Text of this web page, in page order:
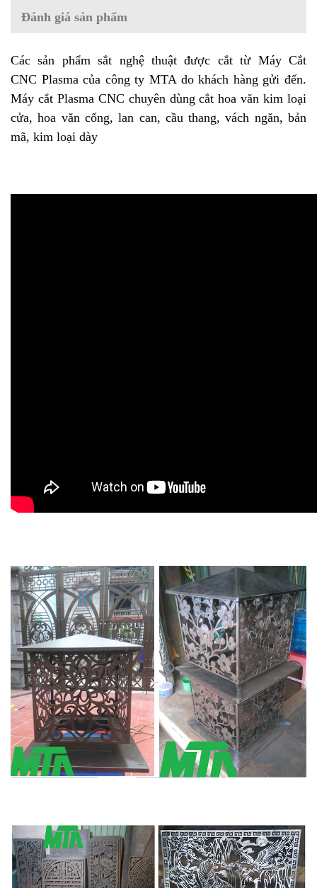
Đánh giá sản phẩm
Các sản phẩm sắt nghệ thuật được cắt từ Máy Cắt
CNC Plasma của công ty MTA do khách hàng gửi đến.
Máy cắt Plasma CNC chuyên dùng cắt hoa văn kim loại
cửa, hoa văn cổng, lan can, cầu thang, vách ngăn, bản
mã, kim loại dày